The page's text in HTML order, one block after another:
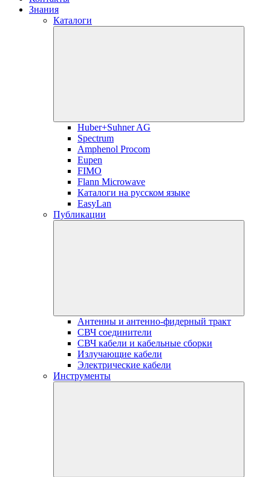
Знания
Каталоги
Huber+Suhner AG
Spectrum
Amphenol Procom
Eupen
FIMO
Flann Microwave
Каталоги на русском языке
EasyLan
Публикации
Антенны и антенно-фидерный тракт
СВЧ соединители
СВЧ кабели и кабельные сборки
Излучающие кабели
Электрические кабели
Инструменты